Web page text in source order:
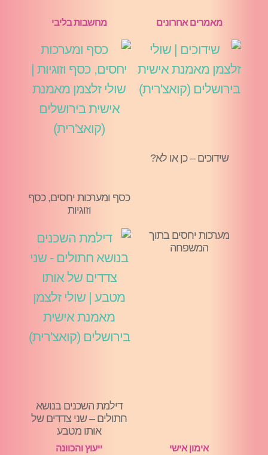
מאמרים אחרונים
שידוכים – כן או לא?
מערכות יחסים בתוך
המשפחה
מחשבות בליבי
כסף ומערכות יחסים, כסף
וזוגיות
דילמת השכנים בנושא
חתולים – שני צדדים של
אותו מטבע
אימון אישי ייעוץ והכוונה